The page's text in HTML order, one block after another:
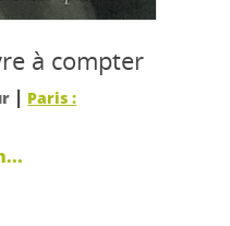
à compter
| Paris :